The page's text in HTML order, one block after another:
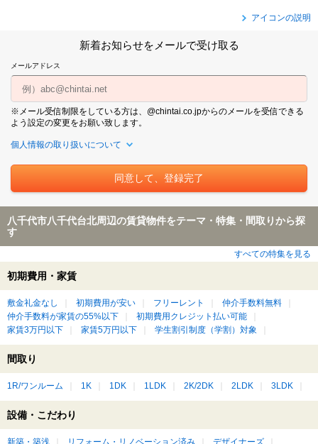
アイコンの説明
新着お知らせをメールで受け取る
メールアドレス
※メール受信制限をしている方は、@chintai.co.jpからのメールを受信できる
よう設定の変更をお願い致します。
個人情報の取り扱いについて
八千代市八千代台北周辺の賃貸物件をテーマ・特集・間取りから探
す
すべての特集を見る
初期費用・家賃
敷金礼金なし 初期費用が安い フリーレント
仲介手数料無料
仲介手数料が家賃の55%以下
初期費用クレジット払い可能
家賃3万円以下
家賃5万円以下 学生割引制度（学割）対象
間取り
1R/ワンルーム 1K 1DK 1LDK 2K/2DK 2LDK 3LDK
設備・こだわり
新築・築浅 リフォーム・リノベーション済み
デザイナーズ